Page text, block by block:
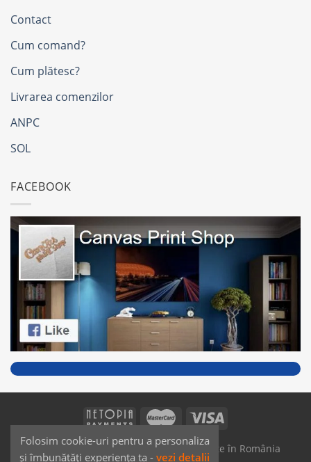
Contact
Cum comand?
Cum plătesc?
Livrarea comenzilor
ANPC
SOL
FACEBOOK
SAIKO MEDIA & SIGNS - Produse fabricate în România
Folosim cookie-uri pentru a personaliza
și îmbunătăți experiența ta - vezi detalii